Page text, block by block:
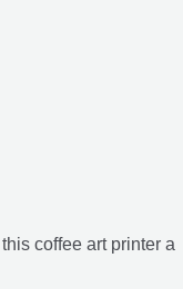
coffee art printer a